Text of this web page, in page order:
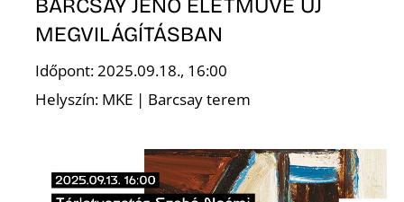
MEGVILÁGÍTÁSBAN
Időpont: 2025.09.18., 16:00
Helyszín: MKE | Barcsay terem